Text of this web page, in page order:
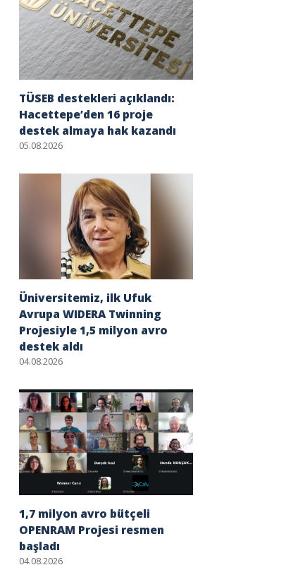
TÜSEB destekleri açıklandı:
Hacettepe’den 16 proje
destek almaya hak kazandı
05.08.2026
Üniversitemiz, ilk Ufuk
Avrupa WIDERA Twinning
Projesiyle 1,5 milyon avro
destek aldı
04.08.2026
1,7 milyon avro bütçeli
OPENRAM Projesi resmen
başladı
04.08.2026